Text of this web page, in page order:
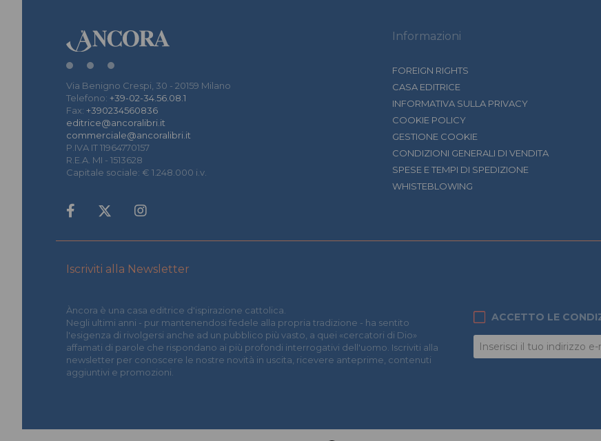
Via Benigno Crespi, 30 - 20159 Milano
Telefono: +39-02-34.56.08.1
Fax: +390234560836
editrice@ancoralibri.it
commerciale@ancoralibri.it
P.IVA IT 11964770157
R.E.A. MI - 1513628
Capitale sociale: € 1.248.000 i.v.
Informazioni
FOREIGN RIGHTS
CASA EDITRICE
INFORMATIVA SULLA PRIVACY
COOKIE POLICY
GESTIONE COOKIE
CONDIZIONI GENERALI DI VENDITA
SPESE E TEMPI DI SPEDIZIONE
WHISTEBLOWING
Iscriviti alla Newsletter
Àncora è una casa editrice d'ispirazione cattolica.
Negli ultimi anni - pur mantenendosi fedele alla propria tradizione - ha sentito
l'esigenza di rivolgersi anche ad un pubblico più vasto, a quei «cercatori di Dio»
affamati di parole che rispondano ai più profondi interrogativi dell'uomo. Iscriviti alla
newsletter per conoscere le nostre novità in uscita, ricevere anteprime, contenuti
aggiuntivi e promozioni.
ACCETTO LE